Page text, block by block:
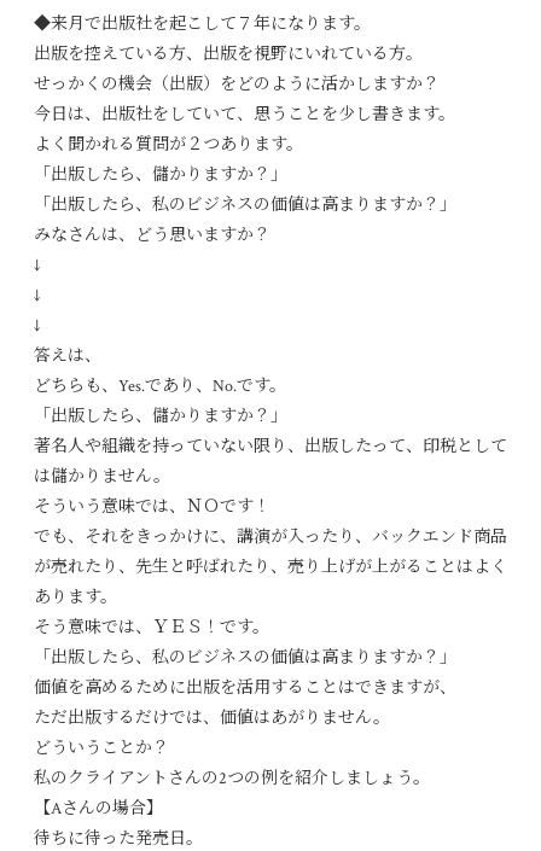
◆来月で出版社を起こして７年になります。
出版を控えている方、出版を視野にいれている方。
せっかくの機会（出版）をどのように活かしますか？
今日は、出版社をしていて、思うことを少し書きます。
よく聞かれる質問が２つあります。
「出版したら、儲かりますか？」
「出版したら、私のビジネスの価値は高まりますか？」
みなさんは、どう思いますか？
↓
↓
↓
答えは、
どちらも、Yes.であり、No.です。
「出版したら、儲かりますか？」
著名人や組織を持っていない限り、出版したって、印税として
は儲かりません。
そういう意味では、ＮＯです！
でも、それをきっかけに、講演が入ったり、バックエンド商品
が売れたり、先生と呼ばれたり、売り上げが上がることはよく
あります。
そう意味では、ＹＥＳ！です。
「出版したら、私のビジネスの価値は高まりますか？」
価値を高めるために出版を活用することはできますが、
ただ出版するだけでは、価値はあがりません。
どういうことか？
私のクライアントさんの2つの例を紹介しましょう。
【Aさんの場合】
待ちに待った発売日。